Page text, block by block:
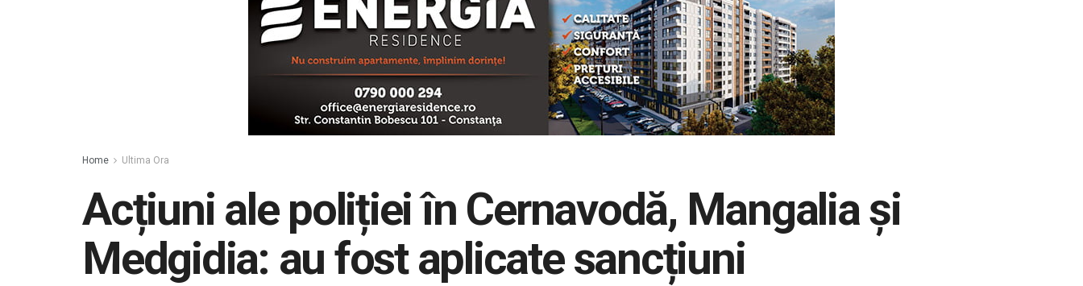
Home Ultima Ora
Acțiuni ale poliției în Cernavodă, Mangalia și
Medgidia: au fost aplicate sancțiuni